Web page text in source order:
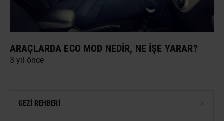
ARAÇLARDA ECO MOD NEDIR, NE İŞE YARAR?
3 yıl önce
GEZI REHBERI